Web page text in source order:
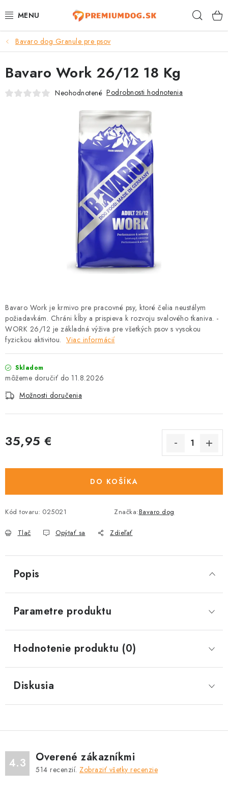
na
TOP 100 PRODUKTOV
NOVINKY
AKCIE
DEZINFEKČNÉ PROSTRIEDKY
VONKAJŠIE VTÁCTVO
Kontakty Predajňa Útulky Bonusový program
Bavaro dog Granule pre psov
Bavaro Work je krmivo pre pracovné psy, ktoré čelia neustálym
požiadavkám. Chráni kĺby a prispieva k rozvoju svalového tkaniva. -
WORK 26/12 je základná výživa pre všetkých psov s vysokou
fyzickou aktivitou. Viac informácií
Skladom
11.8.2026
Možnosti doručenia
35,95 €
DO KOŠÍKA
Kód tovaru: 025021 Značka:Bavaro dog
Tlač Opýtať sa Zdieľať
Bavaro Work 26/12 18 Kg
Neohodnotené Podrobnosti hodnotenia
Popis
Parametre produktu
Hodnotenie produktu (0)
Diskusia
4.3 Overené zákazníkmi
514 recenzií. Zobraziť všetky recenzie